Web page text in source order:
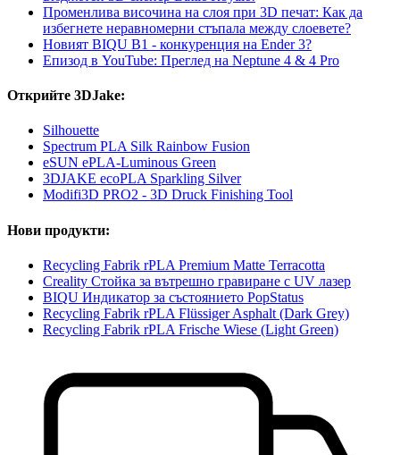
Променлива височина на слоя при 3D печат: Как да
избегнете неравномерни стъпала между слоевете?
Новият BIQU B1 - конкуренция на Ender 3?
Епизод в YouTube: Преглед на Neptune 4 & 4 Pro
Открийте 3DJake:
Silhouette
Spectrum PLA Silk Rainbow Fusion
eSUN ePLA-Luminous Green
3DJAKE ecoPLA Sparkling Silver
Modifi3D PRO2 - 3D Druck Finishing Tool
Нови продукти:
Recycling Fabrik rPLA Premium Matte Terracotta
Creality Стойка за вътрешно гравиране с UV лазер
BIQU Индикатор за състоянието PopStatus
Recycling Fabrik rPLA Flüssiger Asphalt (Dark Grey)
Recycling Fabrik rPLA Frische Wiese (Light Green)